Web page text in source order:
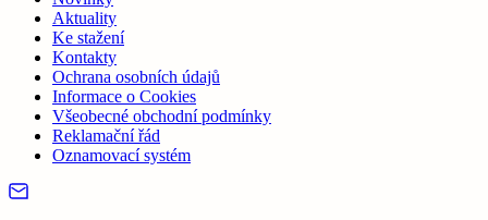
Aktuality
Ke stažení
Kontakty
Ochrana osobních údajů
Informace o Cookies
Všeobecné obchodní podmínky
Reklamační řád
Oznamovací systém